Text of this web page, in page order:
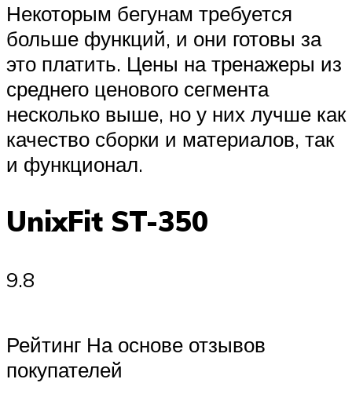
Некоторым бегунам требуется
больше функций, и они готовы за
это платить. Цены на тренажеры из
среднего ценового сегмента
несколько выше, но у них лучше как
качество сборки и материалов, так
и функционал.
UnixFit ST-350
9.8
Рейтинг На основе отзывов
покупателей